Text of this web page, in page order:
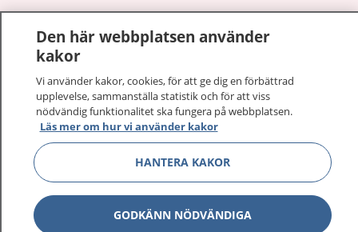
1177 på flera språk
Om 1177
Kontakt
Den här webbplatsen använder
kakor
Vi använder kakor, cookies, för att ge dig en förbättrad
upplevelse, sammanställa statistik och för att viss
nödvändig funktionalitet ska fungera på webbplatsen.
Läs mer om hur vi använder kakor
HANTERA KAKOR
GODKÄNN NÖDVÄNDIGA